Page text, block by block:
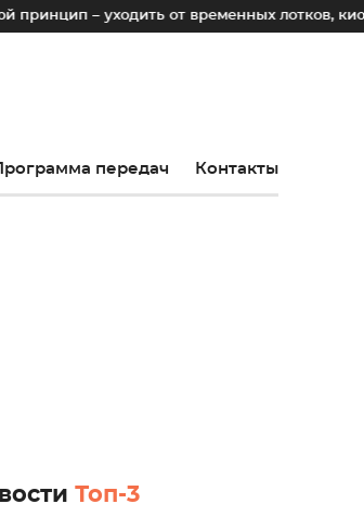
уходить от временных лотков, киосков и
передач Контакты
Топ-3